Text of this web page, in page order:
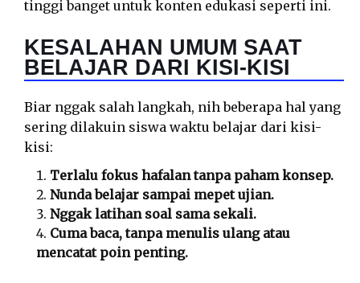
tinggi banget untuk konten edukasi seperti ini.
KESALAHAN UMUM SAAT
BELAJAR DARI KISI-KISI
Biar nggak salah langkah, nih beberapa hal yang
sering dilakuin siswa waktu belajar dari kisi-
kisi:
Terlalu fokus hafalan tanpa paham konsep.
Nunda belajar sampai mepet ujian.
Nggak latihan soal sama sekali.
Cuma baca, tanpa menulis ulang atau
mencatat poin penting.